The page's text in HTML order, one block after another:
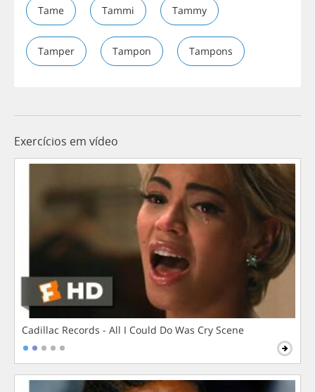
Tame Tammi Tammy
Tamper Tampon Tampons
Exercícios em vídeo
Cadillac Records - All I Could Do Was Cry Scene